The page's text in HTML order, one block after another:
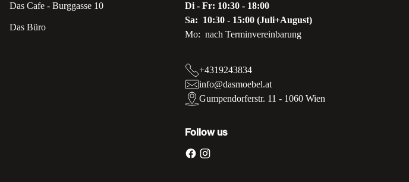
Das Cafe - Burggasse 10
Das Büro
Di - Fr: 10:30 - 18:00
Sa: 10:30 - 15:00 (Juli+August)
Mo: nach Terminvereinbarung
+4319243834
info@dasmoebel.at
Gumpendorferstr. 11 - 1060 Wien
Follow us